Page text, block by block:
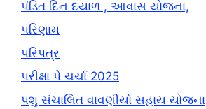
પંડિત દિન દયાળ , આવાસ યોજના,
પરિણામ
પરિપત્ર
પરીક્ષા પે ચર્ચા 2025
પશુ સંચાલિત વાવણીયો સહાય યોજના